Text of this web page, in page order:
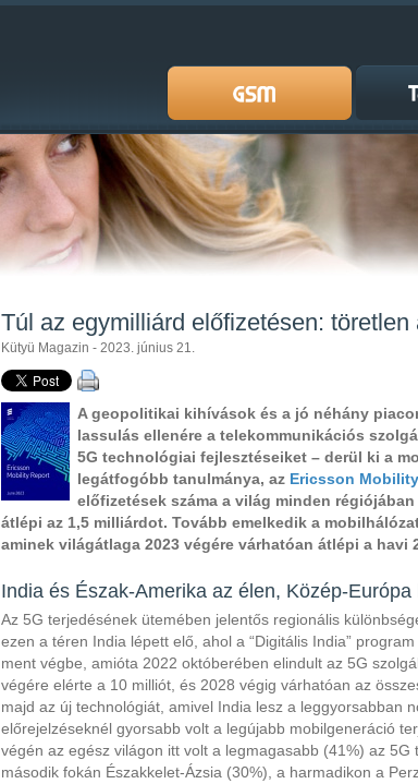
Túl az egymilliárd előfizetésen:
Kütyü Magazin - 2023. június 21.
A geopolitikai kihívások és a jó néhány
lassulás ellenére a telekommunikációs
5G technológiai fejlesztéseiket – derül ki a
legátfogóbb tanulmánya, az Ericsson
előfizetések száma a világ minden
átlépi az 1,5 milliárdot. Tovább emelkedik a
aminek világátlaga 2023 végére várhatóan átlépi a havi
India és Észak-Amerika az élen, Közép-Európa
Az 5G terjedésének ütemében jelentős regionális
ezen a téren India lépett elő, ahol a “Digitális India”
ment végbe, amióta 2022 októberében elindult az 5G
végére elérte a 10 milliót, és 2028 végig várhatóan az
majd az új technológiát, amivel India lesz a leggyorsabban
előrejelzéseknél gyorsabb volt a legújabb mobilgeneráció
végén az egész világon itt volt a legmagasabb (41%) az 5G
második fokán Északkelet-Ázsia (30%), a harmadikon a